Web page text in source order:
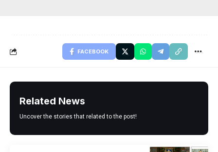
FACEBOOK
Related News
Uncover the stories that related to the post!